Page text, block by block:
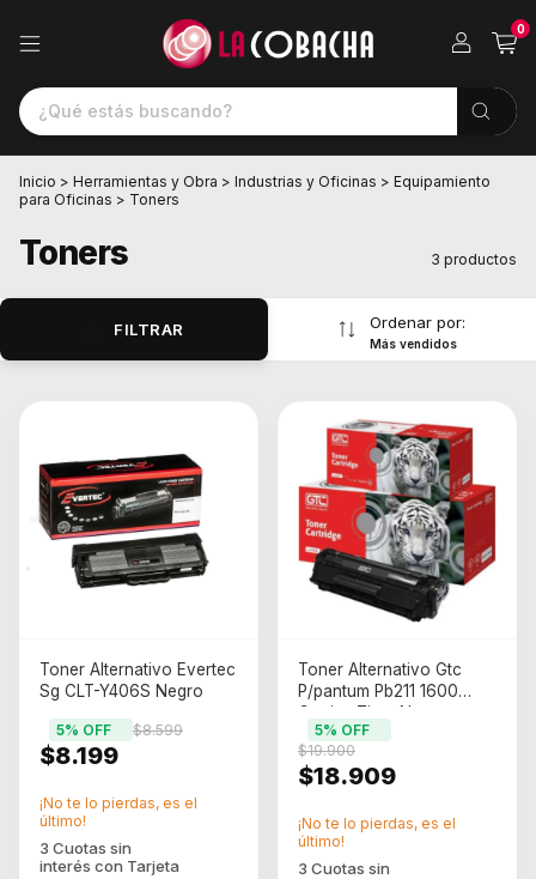
0
Inicio > Herramientas y Obra > Industrias y Oficinas > Equipamiento
para Oficinas > Toners
Toners 3 productos
FILTRAR Ordenar por:
Más vendidos
Toner Alternativo Evertec
Sg CLT-Y406S Negro
$8.199
$8.599
5% OFF
¡No te lo pierdas, es el
último!
Toner Alternativo Gtc
P/pantum Pb211 1600
Copias Tinta Negro
$18.909
$19.900
5% OFF
¡No te lo pierdas, es el
último!